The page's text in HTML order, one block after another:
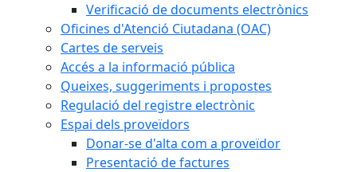
Verificació de documents electrònics
Oficines d'Atenció Ciutadana (OAC)
Cartes de serveis
Accés a la informació pública
Queixes, suggeriments i propostes
Regulació del registre electrònic
Espai dels proveïdors
Donar-se d'alta com a proveïdor
Presentació de factures